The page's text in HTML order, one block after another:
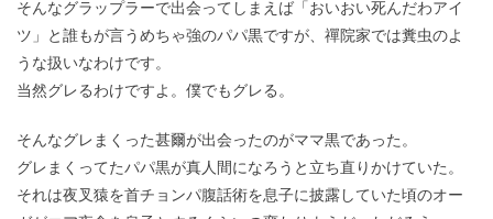
そんなグラップラーで出会ってしまえば「おいおい死んだわアイ
ツ」と誰もが言うめちゃ強のパパ黒ですが、禪院家では糞虫のよ
うな扱いなわけです。
当然グレるわけですよ。僕でもグレる。
そんなグレまくった甚爾が出会ったのがママ黒であった。
グレまくってたパパ黒が真人間になろうと立ち直りかけていた。
それは夜叉猿を首チョンパ腹話術を息子に披露していた頃のオー